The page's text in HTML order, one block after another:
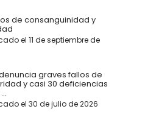
de consanguinidad y
el 11 de septiembre de
graves fallos de
y casi 30 deficiencias
el 30 de julio de 2026